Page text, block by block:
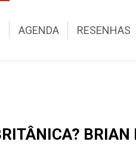
AGENDA RESENHAS
BRIAN